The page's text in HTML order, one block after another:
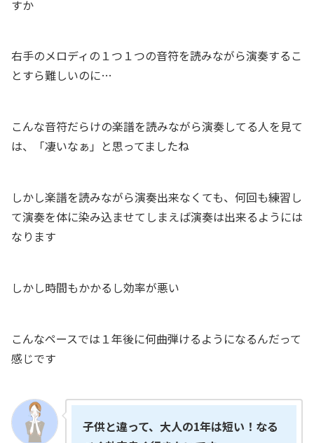
すか
右手のメロディの１つ１つの音符を読みながら演奏するこ
とすら難しいのに…
こんな音符だらけの楽譜を読みながら演奏してる人を見て
は、「凄いなぁ」と思ってましたね
しかし楽譜を読みながら演奏出来なくても、何回も練習し
て演奏を体に染み込ませてしまえば演奏は出来るようには
なります
しかし時間もかかるし効率が悪い
こんなペースでは１年後に何曲弾けるようになるんだって
感じです
子供と違って、大人の1年は短い！なる